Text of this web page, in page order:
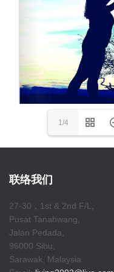
1/4
联络我们
27-30，1st & 2nd F/L,
Pusat Tanahwang,
Jalan Pedada,
96000 Sibu,
Sarawak, Malaysia.